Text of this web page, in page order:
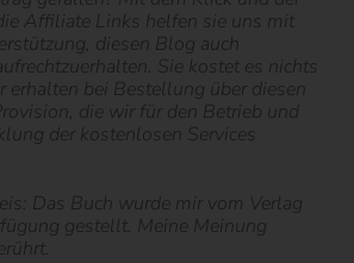
Affiliate Links helfen sie uns mit
diesen Blog auch
Sie kostet es nichts
erhalten bei Bestellung über diesen
die wir für den Betrieb und
der kostenlosen Services
Das Buch wurde mir vom Verlag
gestellt. Meine Meinung